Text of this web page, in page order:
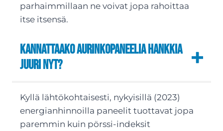
parhaimmillaan ne voivat jopa rahoittaa
itse itsensä.
Kannattaako aurinkopaneelia hankkia
juuri nyt?
Kyllä lähtökohtaisesti, nykyisillä (2023)
energianhinnoilla paneelit tuottavat jopa
paremmin kuin pörssi-indeksit